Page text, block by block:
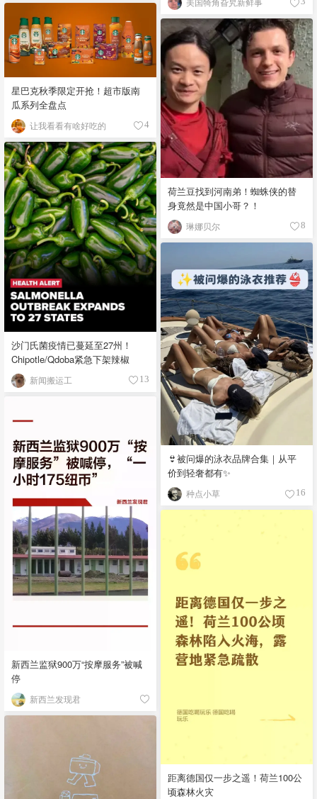
星巴克秋季限定开抢！超市版南
瓜系列全盘点
让我看看有啥好吃的 4
荷兰豆找到河南弟！蜘蛛侠的替
身竟然是中国小哥？！
琳娜贝尔 8
沙门氏菌疫情已蔓延至27州！
Chipotle/Qdoba紧急下架辣椒
新闻搬运工 13
👙被问爆的泳衣品牌合集｜从平
价到轻奢都有✨
种点小草 16
新西兰监狱900万“按摩服务”被喊
停
新西兰发现君
距离德国仅一步之遥！荷兰100公
顷森林火灾